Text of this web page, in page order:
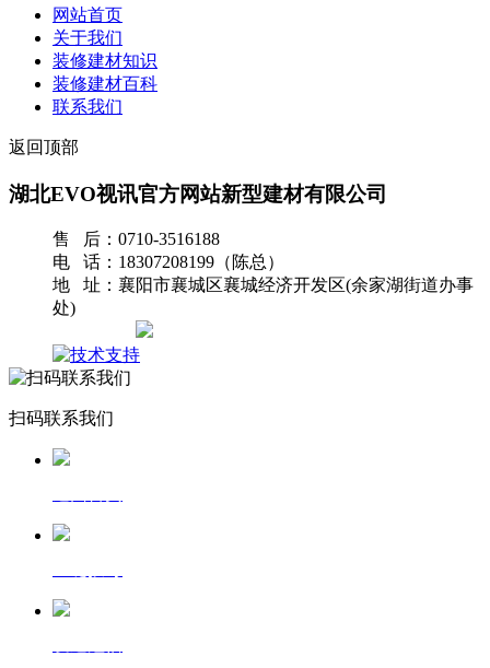
网站首页
关于我们
装修建材知识
装修建材百科
联系我们
返回顶部
湖北EVO视讯官方网站新型建材有限公司
售 后：0710-3516188
电 话：18307208199（陈总）
地 址：襄阳市襄城区襄城经济开发区(余家湖街道办事
处)
扫码联系我们